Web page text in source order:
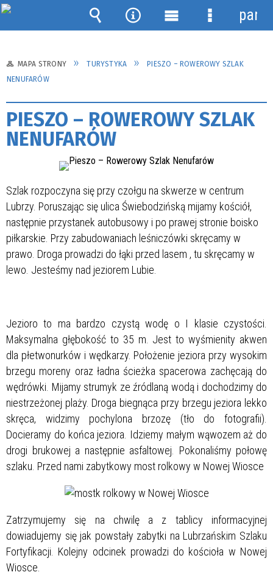
MAPA STRONY TURYSTYKA
PIESZO – ROWEROWY SZLAK
NENUFARÓW
PIESZO – ROWEROWY SZLAK
NENUFARÓW
Szlak rozpoczyna się przy czołgu na skwerze w centrum
Lubrzy. Poruszając się ulica Świebodzińską mijamy kościół,
następnie przystanek autobusowy i po prawej stronie boisko
piłkarskie. Przy zabudowaniach leśniczówki skręcamy w
prawo. Droga prowadzi do łąki przed lasem , tu skręcamy w
lewo. Jesteśmy nad jeziorem Lubie.
Jezioro to ma bardzo czystą wodę o I klasie czystości.
Maksymalna głębokość to 35 m. Jest to wyśmienity akwen
dla płetwonurków i wędkarzy. Położenie jeziora przy wysokim
brzegu moreny oraz ładna ścieżka spacerowa zachęcają do
wędrówki. Mijamy strumyk ze źródlaną wodą i dochodzimy do
niestrzeżonej plaży. Droga biegnąca przy brzegu jeziora lekko
skręca, widzimy pochylona brzozę (tło do fotografii).
Docieramy do końca jeziora. Idziemy małym wąwozem aż do
drogi brukowej a następnie asfaltowej. Pokonaliśmy połowę
szlaku. Przed nami zabytkowy most rolkowy w Nowej Wiosce
Zatrzymujemy się na chwilę a z tablicy informacyjnej
dowiadujemy się jak powstały zabytki na Lubrzańskim Szlaku
Fortyfikacji. Kolejny odcinek prowadzi do kościoła w Nowej
Wiosce.
Wyszukiwarka
Narzędzia
Menu Menu
panel